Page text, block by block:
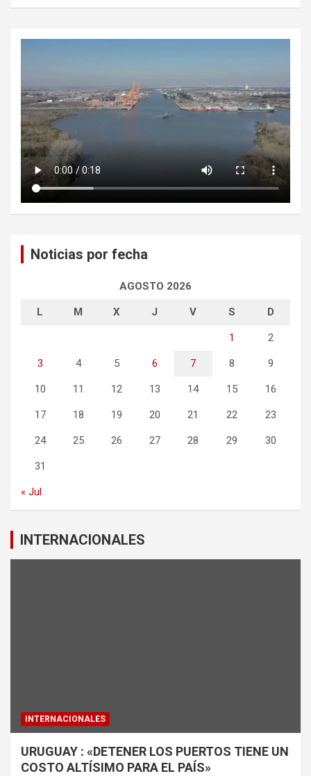
Noticias por fecha
AGOSTO 2026
L M X J V S D
1 2
3 4 5 6 7 8 9
10 11 12 13 14 15 16
17 18 19 20 21 22 23
24 25 26 27 28 29 30
31
« Jul
INTERNACIONALES
INTERNACIONALES
URUGUAY : «DETENER LOS PUERTOS TIENE UN
COSTO ALTÍSIMO PARA EL PAÍS»